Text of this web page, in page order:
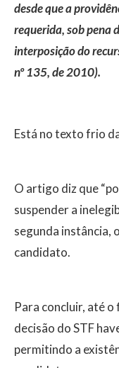
desde que a
requerida, sob pena
interposição do
nº 135, de 2010).
Está no texto frio
O artigo diz que
suspender a
segunda instância,
candidato.
Para concluir, até o
decisão do STF
permitindo a